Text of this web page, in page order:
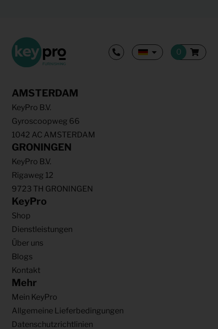
AMSTERDAM
KeyPro B.V.
Gyroscoopweg 66
1042 AC AMSTERDAM
GRONINGEN
KeyPro B.V.
Rigaweg 12
9723 TH GRONINGEN
KeyPro
Shop
Dienstleistungen
Über uns
Blogs
Kontakt
Mehr
Mein KeyPro
Allgemeine Lieferbedingungen
Datenschutzrichtlinien